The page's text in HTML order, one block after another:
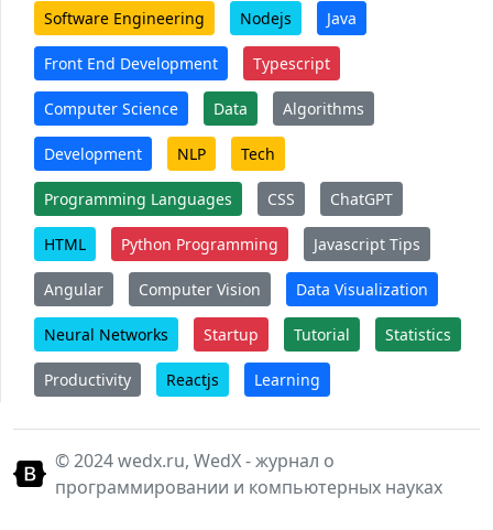
Software Engineering Nodejs Java
Front End Development Typescript
Computer Science Data Algorithms
Development NLP Tech
Programming Languages CSS ChatGPT
HTML Python Programming Javascript Tips
Angular Computer Vision Data Visualization
Neural Networks Startup Tutorial Statistics
Productivity Reactjs Learning
© 2024 wedx.ru, WedX - журнал о
программировании и компьютерных науках